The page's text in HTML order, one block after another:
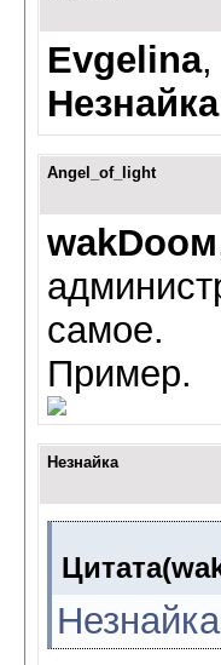
Evgelina,
Незнайка
Angel_of_light
wаkDоом
самое.
Пример.
Незнайка